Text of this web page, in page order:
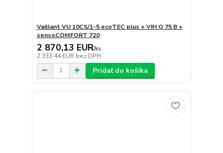
Vaillant VU 10CS/1-5 ecoTEC plus + VIH Q 75 B +
sensoCOMFORT 720
2 870,13 EUR/ks
2 333,44 EUR bez DPH
Pridať do košíka